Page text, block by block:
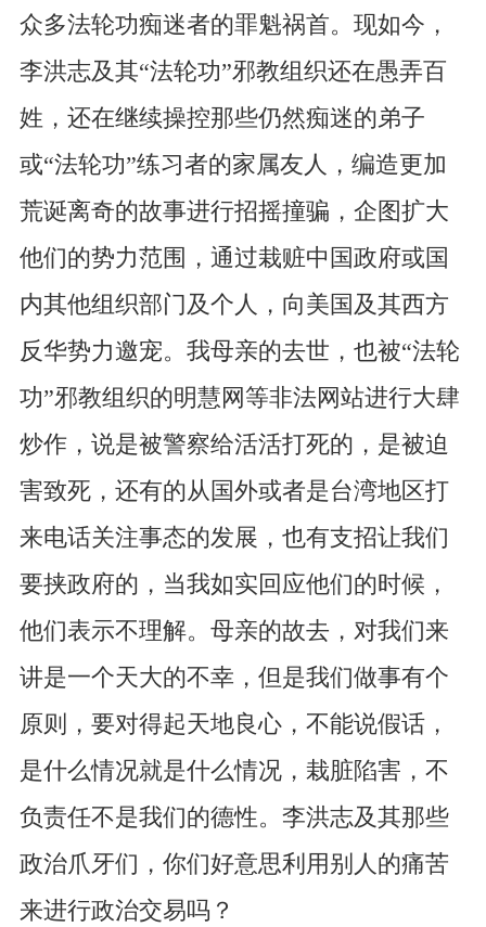
众多法轮功痴迷者的罪魁祸首。现如今，
李洪志及其“法轮功”邪教组织还在愚弄百
姓，还在继续操控那些仍然痴迷的弟子
或“法轮功”练习者的家属友人，编造更加
荒诞离奇的故事进行招摇撞骗，企图扩大
他们的势力范围，通过栽赃中国政府或国
内其他组织部门及个人，向美国及其西方
反华势力邀宠。我母亲的去世，也被“法轮
功”邪教组织的明慧网等非法网站进行大肆
炒作，说是被警察给活活打死的，是被迫
害致死，还有的从国外或者是台湾地区打
来电话关注事态的发展，也有支招让我们
要挟政府的，当我如实回应他们的时候，
他们表示不理解。母亲的故去，对我们来
讲是一个天大的不幸，但是我们做事有个
原则，要对得起天地良心，不能说假话，
是什么情况就是什么情况，栽脏陷害，不
负责任不是我们的德性。李洪志及其那些
政治爪牙们，你们好意思利用别人的痛苦
来进行政治交易吗？